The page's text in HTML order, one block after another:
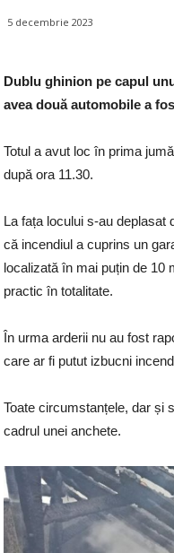
5 decembrie 2023
Dublu ghinion pe capul
avea două automobile a
Totul a avut loc în prima
după ora 11.30.
La fața locului s-au deplasat
că incendiul a cuprins un
localizată în mai puțin de 10
practic în totalitate.
În urma arderii nu au fost
care ar fi putut izbucni
Toate circumstanțele, dar și
cadrul unei anchete.